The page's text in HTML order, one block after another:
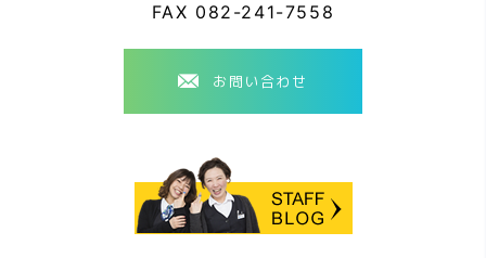
FAX 082-241-7558
お問い合わせ